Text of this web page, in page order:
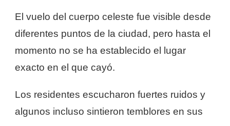
El vuelo del cuerpo celeste fue visible desde
diferentes puntos de la ciudad, pero hasta el
momento no se ha establecido el lugar
exacto en el que cayó.
Los residentes escucharon fuertes ruidos y
algunos incluso sintieron temblores en sus